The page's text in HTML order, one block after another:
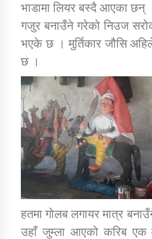
कर्णाली प्राविधि
भाडामा लियर बस्दै आएका छन्
गजुर बनाउँने गरेको निउज
भएके छ । मुर्तिकार जौसि
छ ।
हतमा गोलब लगायर मात्र
उहाँ जुम्ला आएको करिब एक